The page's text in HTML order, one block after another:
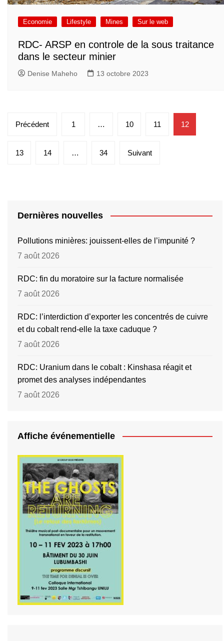
Economie Lifestyle Mines Sur le web
RDC- ARSP en controle de la sous traitance
dans le secteur minier
Denise Maheho 13 octobre 2023
Pagination
publications
Précédent 1 … 10 11 12
13 14 … 34 Suivant
Dernières nouvelles
Pollutions minières: jouissent-elles de l’impunité ?
7 août 2026
RDC: fin du moratoire sur la facture normalisée
7 août 2026
RDC: l’interdiction d’exporter les concentrés de cuivre
et du cobalt rend-elle la taxe caduque ?
7 août 2026
RDC: Uranium dans le cobalt : Kinshasa réagit et
promet des analyses indépendantes
7 août 2026
Affiche événementielle